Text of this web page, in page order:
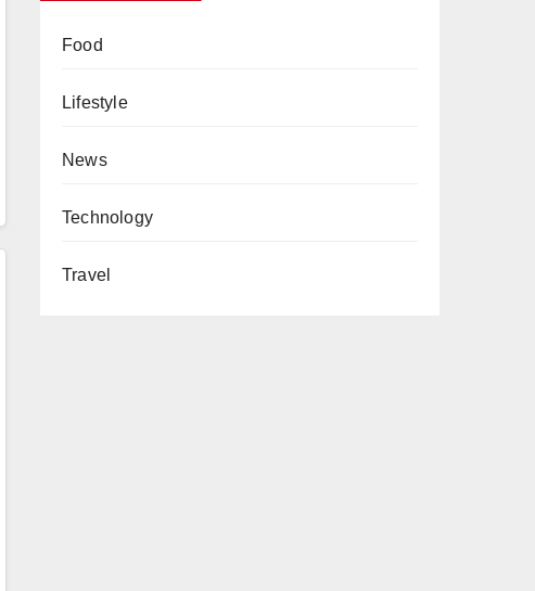
Food
Lifestyle
News
Technology
Travel